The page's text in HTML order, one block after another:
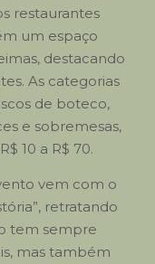
restaurantes
um espaço
destacando
As categorias
de boteco,
e sobremesas,
10 a R$ 70.
vem com o
retratando
tem sempre
mas também